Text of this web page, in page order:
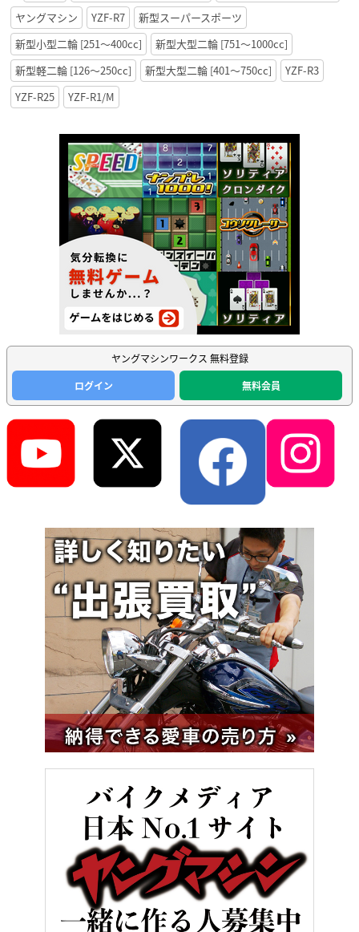
ヤングマシン
YZF-R7
新型スーパースポーツ
新型小型二輪 [251〜400cc]
新型大型二輪 [751〜1000cc]
新型軽二輪 [126〜250cc]
新型大型二輪 [401〜750cc]
YZF-R3
YZF-R25
YZF-R1/M
ヤングマシンワークス 無料登録
ログイン
無料会員